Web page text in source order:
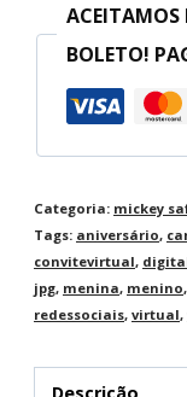
ACEITAMOS
BOLETO!
Categoria: mickey
Tags: aniversário,
convitevirtual,
jpg, menina, menino,
redessociais, virtual,